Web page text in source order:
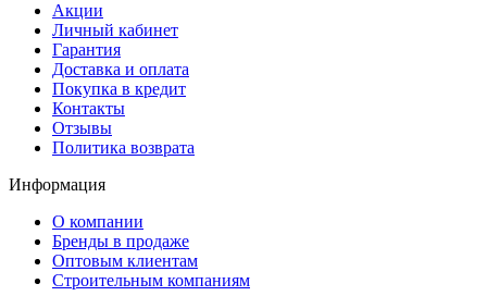
Акции
Личный кабинет
Гарантия
Доставка и оплата
Покупка в кредит
Контакты
Отзывы
Политика возврата
Информация
О компании
Бренды в продаже
Оптовым клиентам
Строительным компаниям